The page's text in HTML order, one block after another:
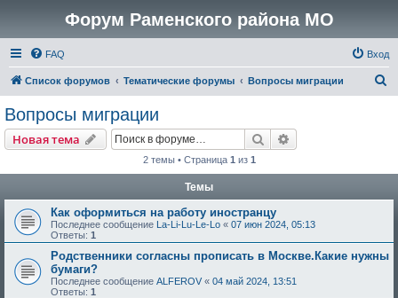
Форум Раменского района МО
FAQ Вход
Список форумов Тематические форумы Вопросы миграции
Вопросы миграции
Новая тема Поиск
2 темы • Страница 1 из 1
Темы
Как оформиться на работу иностранцу
Последнее сообщение La-Li-Lu-Le-Lo « 07 июн 2024, 05:13
Ответы: 1
Родственники согласны прописать в Москве.Какие нужны
бумаги?
Последнее сообщение ALFEROV « 04 май 2024, 13:51
Ответы: 1